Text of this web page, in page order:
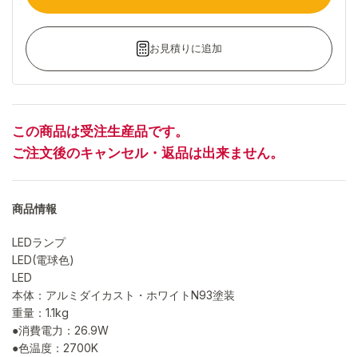
お見積りに追加
この商品は受注生産品です。
ご注文後のキャンセル・返品は出来ません。
商品情報
LEDランプ
LED(電球色)
LED
本体：アルミダイカスト・ホワイトN93塗装
重量：1.1kg
●消費電力：26.9W
●色温度：2700K